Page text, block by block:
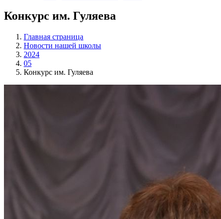
Конкурс им. Гуляева
Главная страница
Новости нашей школы
2024
05
Конкурс им. Гуляева